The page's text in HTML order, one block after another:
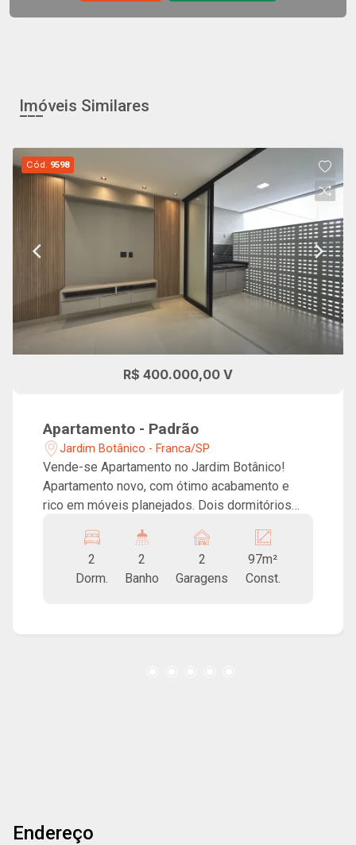
Imóveis Similares
Cód. 9598
R$ 400.000,00 V
Apartamento - Padrão
Jardim Botânico - Franca/SP
Vende-se Apartamento no Jardim Botânico!
Apartamento novo, com ótimo acabamento e
rico em móveis planejados. Dois dormitórios
com cozinha, varanda, lavanderia, área de
claridade e duas vagas de garagem.
2
Dorm.
2
Banho
2
Garagens
97m²
Const.
Endereço